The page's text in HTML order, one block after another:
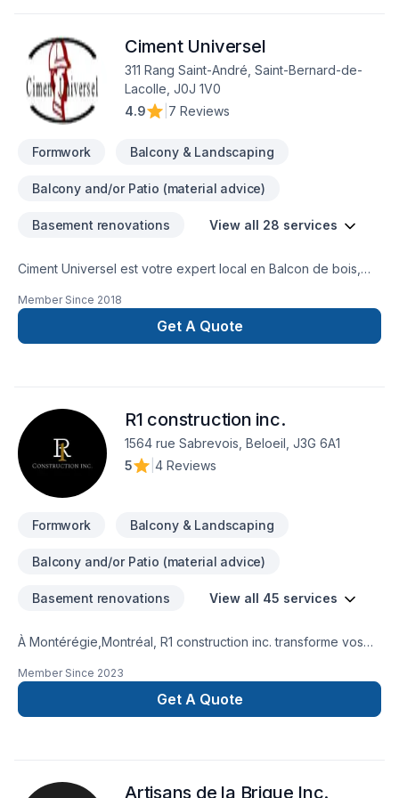
Ciment Universel
311 Rang Saint-André, Saint-Bernard-de-
Lacolle, J0J 1V0
4.9
7 Reviews
Formwork Balcony & Landscaping
Balcony and/or Patio (material advice)
Basement renovations View all 28 services
Ciment Universel est votre expert local en Balcon de bois,
Fissures, Fondations, Gypse, Maçonnerie, Margelle,
Paysagement, Salle de bain, Sous-sol, Tirage de joint dans
les secteurs de Montérégie, combinant expérience,
projet aujourd'hui et voyons comment nous pouvons vous
aider.
Member Since 2018
Get A Quote
R1 construction inc.
1564 rue Sabrevois, Beloeil, J3G 6A1
5
4 Reviews
Formwork Balcony & Landscaping
Balcony and/or Patio (material advice)
Basement renovations View all 45 services
À Montérégie,Montréal, R1 construction inc. transforme vos
dans le domaine de Adaptation dom., Agrandissement,
Après-sinistre, Balcon, Balcon de bois, Charpentier, Coffrage,
Commercial, Cuisine, Démolition, Excavation intérieur,
mission : concrétiser vos projets tout en respectant vos
Member Since 2023
Get A Quote
Artisans de la Brique Inc.